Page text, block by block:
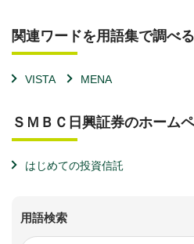
関連ワードを用語集で調べる
VISTA MENA
ＳＭＢＣ日興証券のホーム
はじめての投資信託
用語検索